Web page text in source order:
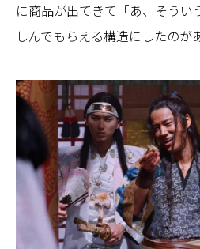
に商品が出てきて「あ、そうい
しんでもらえる構造にしたのが